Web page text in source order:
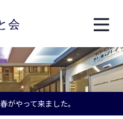
春がやって来ました。